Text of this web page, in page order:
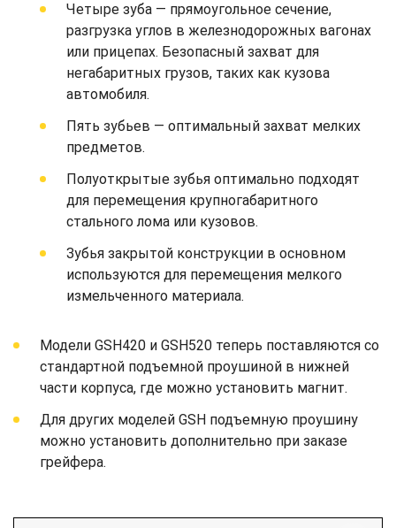
Четыре зуба — прямоугольное сечение,
разгрузка углов в железнодорожных вагонах
или прицепах. Безопасный захват для
негабаритных грузов, таких как кузова
автомобиля.
Пять зубьев — оптимальный захват мелких
предметов.
Полуоткрытые зубья оптимально подходят
для перемещения крупногабаритного
стального лома или кузовов.
Зубья закрытой конструкции в основном
используются для перемещения мелкого
измельченного материала.
Модели GSH420 и GSH520 теперь поставляются со
стандартной подъемной проушиной в нижней
части корпуса, где можно установить магнит.
Для других моделей GSH подъемную проушину
можно установить дополнительно при заказе
грейфера.